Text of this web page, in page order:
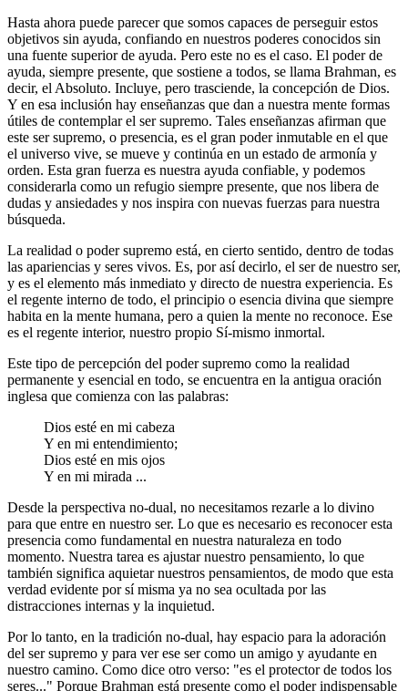
Hasta ahora puede parecer que somos capaces de perseguir estos
objetivos sin ayuda, confiando en nuestros poderes conocidos sin
una fuente superior de ayuda. Pero este no es el caso. El poder de
ayuda, siempre presente, que sostiene a todos, se llama Brahman, es
decir, el Absoluto. Incluye, pero trasciende, la concepción de Dios.
Y en esa inclusión hay enseñanzas que dan a nuestra mente formas
útiles de contemplar el ser supremo. Tales enseñanzas afirman que
este ser supremo, o presencia, es el gran poder inmutable en el que
el universo vive, se mueve y continúa en un estado de armonía y
orden. Esta gran fuerza es nuestra ayuda confiable, y podemos
considerarla como un refugio siempre presente, que nos libera de
dudas y ansiedades y nos inspira con nuevas fuerzas para nuestra
búsqueda.
La realidad o poder supremo está, en cierto sentido, dentro de todas
las apariencias y seres vivos. Es, por así decirlo, el ser de nuestro ser,
y es el elemento más inmediato y directo de nuestra experiencia. Es
el regente interno de todo, el principio o esencia divina que siempre
habita en la mente humana, pero a quien la mente no reconoce. Ese
es el regente interior, nuestro propio Sí-mismo inmortal.
Este tipo de percepción del poder supremo como la realidad
permanente y esencial en todo, se encuentra en la antigua oración
inglesa que comienza con las palabras:
Dios esté en mi cabeza
Y en mi entendimiento;
Dios esté en mis ojos
Y en mi mirada ...
Desde la perspectiva no-dual, no necesitamos rezarle a lo divino
para que entre en nuestro ser. Lo que es necesario es reconocer esta
presencia como fundamental en nuestra naturaleza en todo
momento. Nuestra tarea es ajustar nuestro pensamiento, lo que
también significa aquietar nuestros pensamientos, de modo que esta
verdad evidente por sí misma ya no sea ocultada por las
distracciones internas y la inquietud.
Por lo tanto, en la tradición no-dual, hay espacio para la adoración
del ser supremo y para ver ese ser como un amigo y ayudante en
nuestro camino. Como dice otro verso: "es el protector de todos los
seres..." Porque Brahman está presente como el poder indispensable